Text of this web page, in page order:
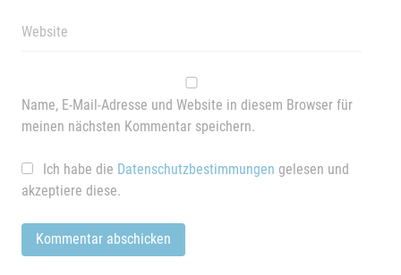
Name, E-Mail-Adresse und Website in diesem Browser für
meinen nächsten Kommentar speichern.
Ich habe die Datenschutzbestimmungen gelesen und
akzeptiere diese.